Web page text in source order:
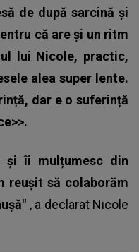
de după sarcină și
că are și un ritm
lui Nicole, practic,
alea super lente.
dar e o suferință
și îi mulțumesc din
reușit să colaborăm
, a declarat Nicole